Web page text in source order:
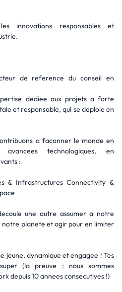
innovations responsables et
de reference du conseil en
dediee aux projets a forte
et responsable, qui se deploie en
a faconner le monde en
technologiques, en
:
& Infrastructures Connectivity &
une autre assumer a notre
notre planete et agir pour en limiter
jeune, dynamique et engagee ! Tes
(la preuve : nous sommes
depuis 10 annees consecutives !)